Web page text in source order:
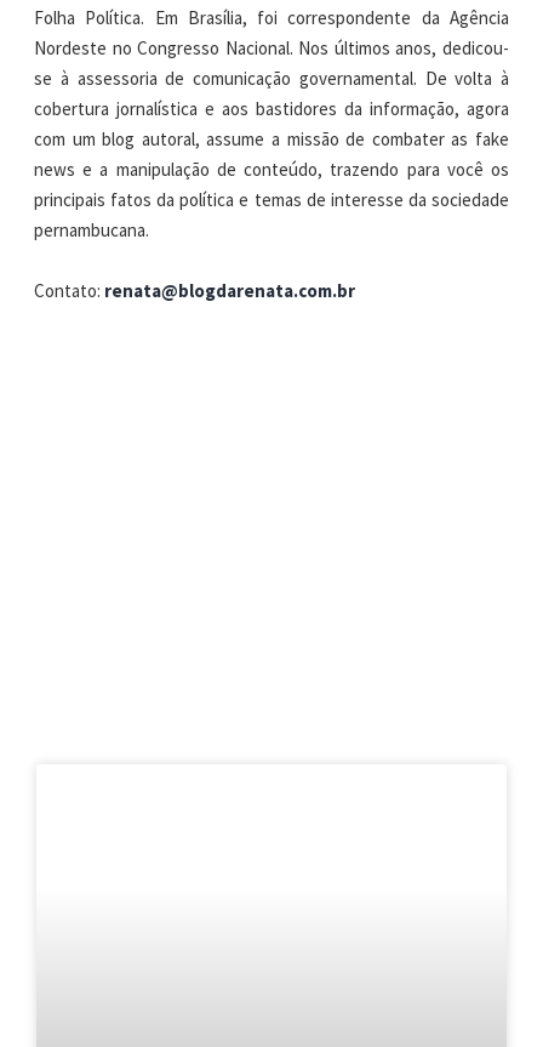
Folha Política. Em Brasília, foi correspondente da Agência
Nordeste no Congresso Nacional. Nos últimos anos, dedicou-
se à assessoria de comunicação governamental. De volta à
cobertura jornalística e aos bastidores da informação, agora
com um blog autoral, assume a missão de combater as fake
news e a manipulação de conteúdo, trazendo para você os
principais fatos da política e temas de interesse da sociedade
pernambucana.
Contato: renata@blogdarenata.com.br